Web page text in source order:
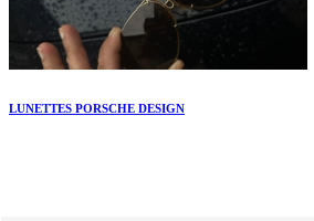
LUNETTES PORSCHE DESIGN